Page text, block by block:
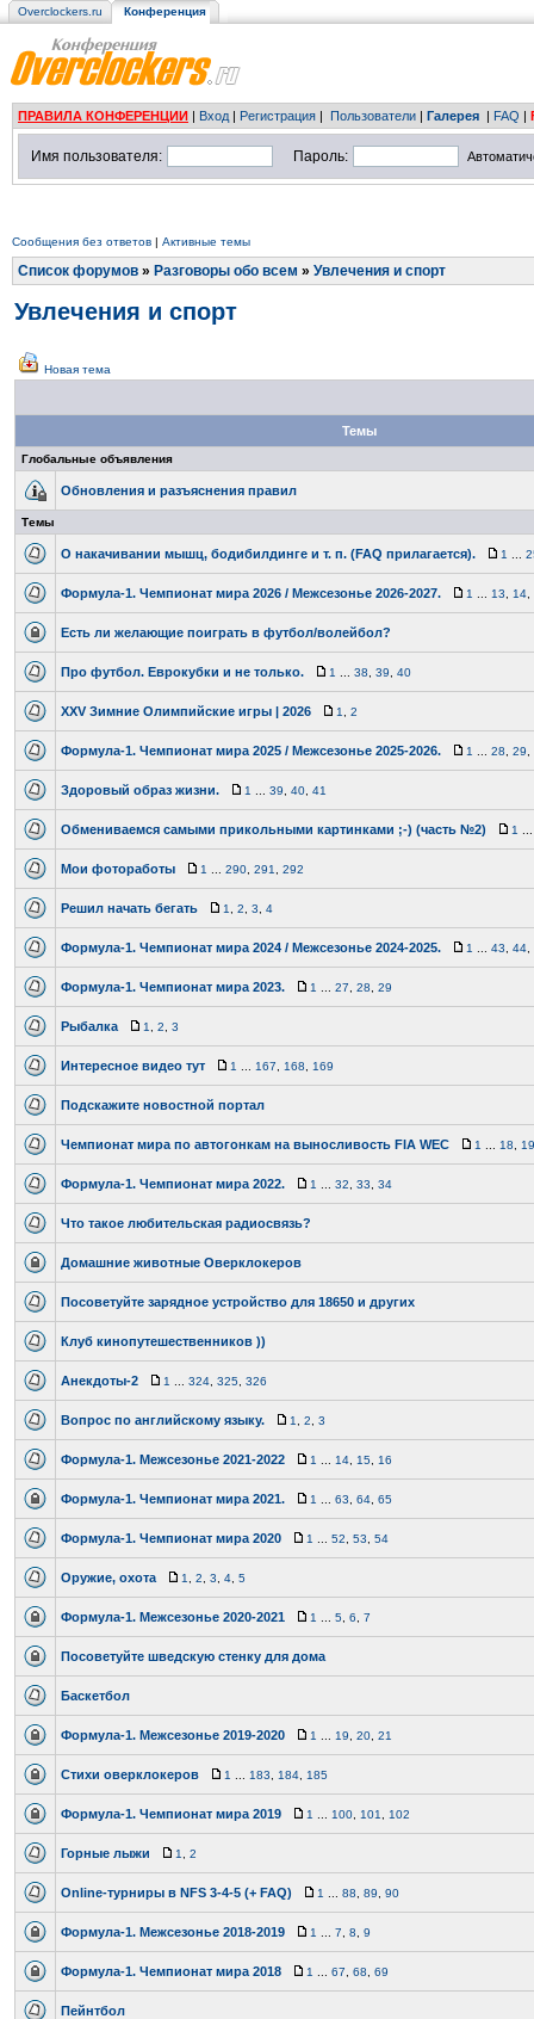
Overclockers.ru Конференция
ПРАВИЛА КОНФЕРЕНЦИИ | Вход | Регистрация | Пользователи | Галерея | FAQ |
Имя пользователя: Пароль:
Сообщения без ответов | Активные темы
Список форумов » Разговоры обо всем » Увлечения и спорт
Увлечения и спорт
Новая тема
Темы
Глобальные объявления
Обновления и разъяснения правил
Темы
О накачивании мышц, бодибилдинге и т. п. (FAQ прилагается). 1
Формула-1. Чемпионат мира 2026 / Межсезонье 2026-2027. 1 13 14
Есть ли желающие поиграть в футбол/волейбол?
Про футбол. Еврокубки и не только. 1 38 39 40
XXV Зимние Олимпийские игры | 2026 1 2
Формула-1. Чемпионат мира 2025 / Межсезонье 2025-2026. 1 28 29
Здоровый образ жизни. 1 39 40 41
Обмениваемся самыми прикольными картинками ;-) (часть №2) 1
Мои фотоработы 1 290 291 292
Решил начать бегать 1 2 3 4
Формула-1. Чемпионат мира 2024 / Межсезонье 2024-2025. 1 43 44
Формула-1. Чемпионат мира 2023. 1 27 28 29
Рыбалка 1 2 3
Интересное видео тут 1 167 168 169
Подскажите новостной портал
Чемпионат мира по автогонкам на выносливость FIA WEC 1 18 19
Формула-1. Чемпионат мира 2022. 1 32 33 34
Что такое любительская радиосвязь?
Домашние животные Оверклокеров
Посоветуйте зарядное устройство для 18650 и других
Клуб кинопутешественников ))
Анекдоты-2 1 324 325 326
Вопрос по английскому языку. 1 2 3
Формула-1. Межсезонье 2021-2022 1 14 15 16
Формула-1. Чемпионат мира 2021. 1 63 64 65
Формула-1. Чемпионат мира 2020 1 52 53 54
Оружие, охота 1 2 3 4 5
Формула-1. Межсезонье 2020-2021 1 5 6 7
Посоветуйте шведскую стенку для дома
Баскетбол
Формула-1. Межсезонье 2019-2020 1 19 20 21
Cтихи оверклокеров 1 183 184 185
Формула-1. Чемпионат мира 2019 1 100 101 102
Горные лыжи 1 2
Online-турниры в NFS 3-4-5 (+ FAQ) 1 88 89 90
Формула-1. Межсезонье 2018-2019 1 7 8 9
Формула-1. Чемпионат мира 2018 1 67 68 69
Пейнтбол